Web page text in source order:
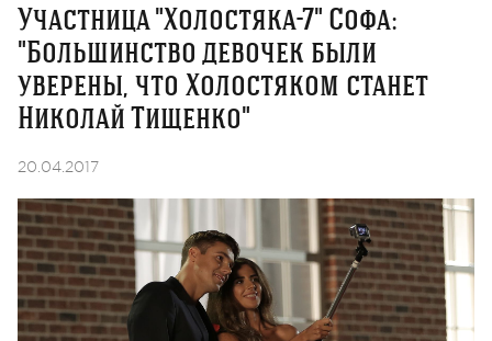
Участница "Холостяка-7" Софа:
"Большинство девочек были
уверены, что Холостяком станет
Николай Тищенко"
20.04.2017